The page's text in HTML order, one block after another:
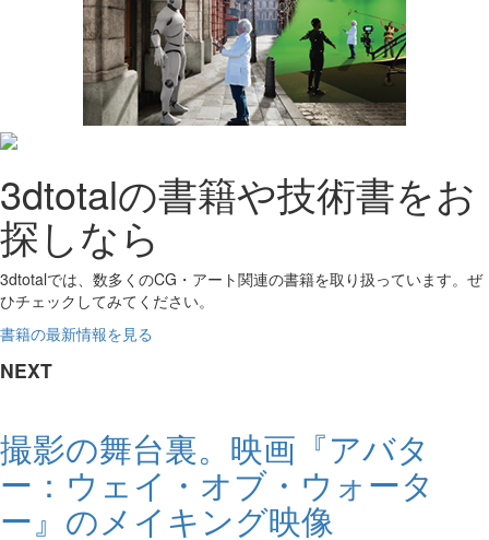
3dtotalの書籍や技術書をお
探しなら
3dtotalでは、数多くのCG・アート関連の書籍を取り扱っています。ぜ
ひチェックしてみてください。
書籍の最新情報を見る
NEXT
撮影の舞台裏。映画『アバタ
ー：ウェイ・オブ・ウォータ
ー』のメイキング映像